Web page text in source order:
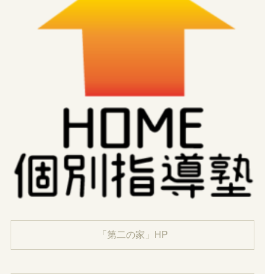
「第二の家」HP